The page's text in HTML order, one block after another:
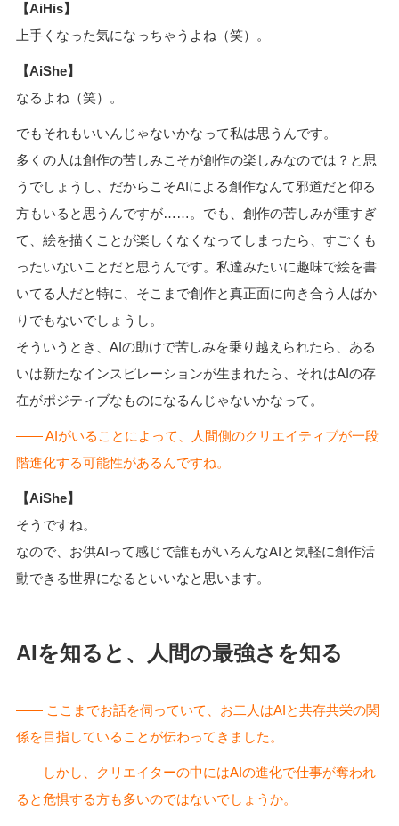
【AiHis】
上手くなった気になっちゃうよね（笑）。
【AiShe】
なるよね（笑）。
でもそれもいいんじゃないかなって私は思うんです。
多くの人は創作の苦しみこそが創作の楽しみなのでは？と思
うでしょうし、だからこそAIによる創作なんて邪道だと仰る
方もいると思うんですが……。でも、創作の苦しみが重すぎ
て、絵を描くことが楽しくなくなってしまったら、すごくも
ったいないことだと思うんです。私達みたいに趣味で絵を書
いてる人だと特に、そこまで創作と真正面に向き合う人ばか
りでもないでしょうし。
そういうとき、AIの助けで苦しみを乗り越えられたら、ある
いは新たなインスピレーションが生まれたら、それはAIの存
在がポジティブなものになるんじゃないかなって。
―― AIがいることによって、人間側のクリエイティブが一段
階進化する可能性があるんですね。
【AiShe】
そうですね。
なので、お供AIって感じで誰もがいろんなAIと気軽に創作活
動できる世界になるといいなと思います。
AIを知ると、人間の最強さを知る
―― ここまでお話を伺っていて、お二人はAIと共存共栄の関
係を目指していることが伝わってきました。
しかし、クリエイターの中にはAIの進化で仕事が奪われ
ると危惧する方も多いのではないでしょうか。